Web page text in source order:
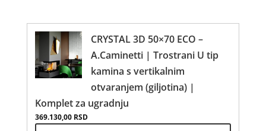
CRYSTAL 3D 50×70 ECO –
A.Caminetti | Trostrani U tip
kamina s vertikalnim
otvaranjem (giljotina) |
Komplet za ugradnju
369.130,00 RSD